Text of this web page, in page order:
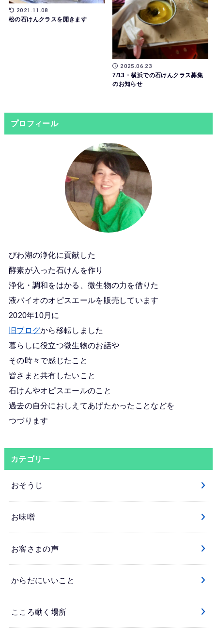
2021.11.08
松の石けんクラスを開きます
2025.06.23
7/13・横浜での石けんクラス募集
のお知らせ
プロフィール
びわ湖の浄化に貢献した
酵素が入った石けんを作り
浄化・調和をはかる、微生物の力を借りた
液バイオのオピスエールを販売しています
2020年10月に
旧ブログから移転しました
暮らしに役立つ微生物のお話や
その時々で感じたこと
皆さまと共有したいこと
石けんやオピスエールのこと
過去の自分におしえてあげたかったことなどを
つづります
カテゴリー
おそうじ
お味噌
お客さまの声
からだにいいこと
こころ動く場所